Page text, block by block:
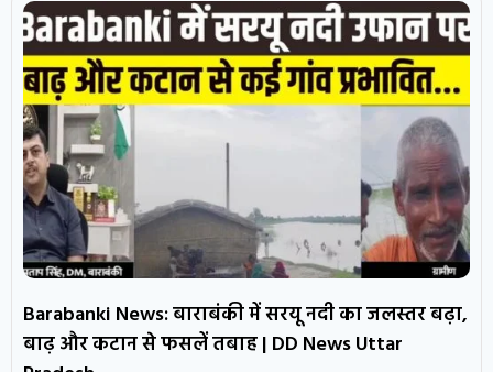
Barabanki News: बाराबंकी में सरयू नदी का जलस्तर बढ़ा,
बाढ़ और कटान से फसलें तबाह | DD News Uttar